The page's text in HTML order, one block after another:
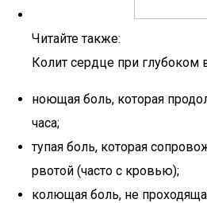
Читайте также:
Колит сердце при глубоком
ноющая боль, которая
часа;
тупая боль, которая
рвотой (часто с кровью);
колющая боль, не